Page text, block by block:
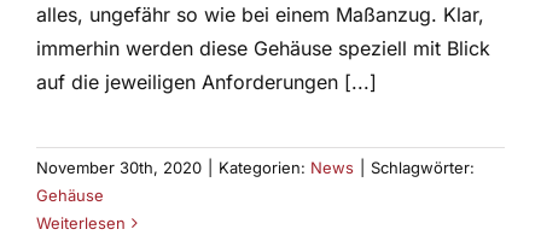
alles, ungefähr so wie bei einem Maßanzug. Klar,
immerhin werden diese Gehäuse speziell mit Blick
auf die jeweiligen Anforderungen [...]
November 30th, 2020 Kategorien: News
Schlagwörter:
Gehäuse
Weiterlesen